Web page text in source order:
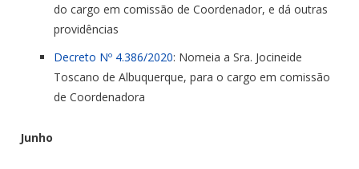
do cargo em comissão de Coordenador, e dá outras
providências
Decreto Nº 4.386/2020: Nomeia a Sra. Jocineide
Toscano de Albuquerque, para o cargo em comissão
de Coordenadora
Junho